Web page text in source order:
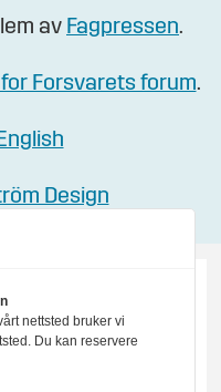
av Fagpressen.
Forsvarets forum.
Design
nettsted bruker vi
Du kan reservere